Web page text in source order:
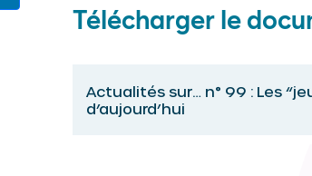
Télécharger le
Actualités sur… n° 99 : Les
d’aujourd’hui